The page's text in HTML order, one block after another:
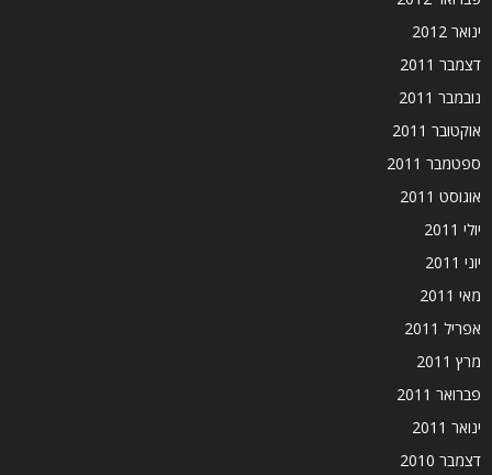
ינואר 2012
דצמבר 2011
נובמבר 2011
אוקטובר 2011
ספטמבר 2011
אוגוסט 2011
יולי 2011
יוני 2011
מאי 2011
אפריל 2011
מרץ 2011
פברואר 2011
ינואר 2011
דצמבר 2010